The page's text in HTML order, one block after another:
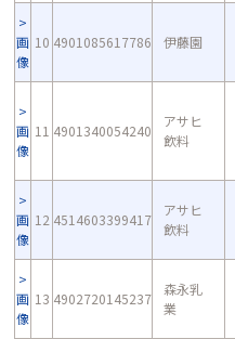
画
像
10 4901085617786 伊藤園
画
像
11 4901340054240
アサヒ
飲料
画
像
12 4514603399417
アサヒ
飲料
画
像
13 4902720145237
森永乳
業